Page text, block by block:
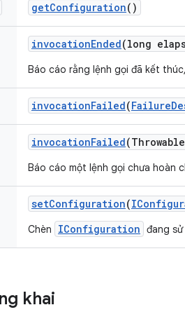
getConfiguration()
invocationEnded(long
Báo cáo rằng lệnh gọi đã kết
invocationFailed(Failure
invocationFailed
Báo cáo một lệnh gọi chưa hoàn
setConfiguration(
Chèn IConfiguration đang
khai